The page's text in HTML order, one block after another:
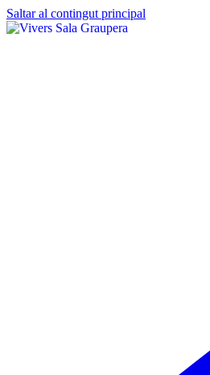
Saltar al contingut principal